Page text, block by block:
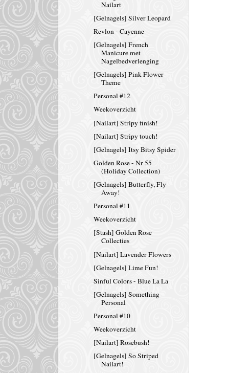
Nailart
[Gelnagels] Silver Leopard
Revlon - Cayenne
[Gelnagels] French
Manicure met
Nagelbedverlenging
[Gelnagels] Pink Flower
Theme
Personal #12
Weekoverzicht
[Nailart] Stripy finish!
[Nailart] Stripy touch!
[Gelnagels] Itsy Bitsy Spider
Golden Rose - Nr 55
(Holiday Collection)
[Gelnagels] Butterfly, Fly
Away!
Personal #11
Weekoverzicht
[Stash] Golden Rose
Collecties
[Nailart] Lavender Flowers
[Gelnagels] Lime Fun!
Sinful Colors - Blue La La
[Gelnagels] Something
Personal
Personal #10
Weekoverzicht
[Nailart] Rosebush!
[Gelnagels] So Striped
Nailart!